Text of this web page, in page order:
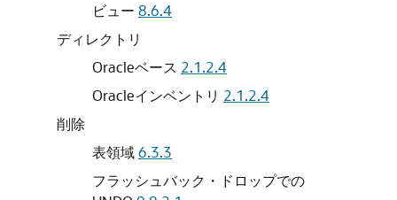
ビュー 8.6.4
ディレクトリ
Oracleベース 2.1.2.4
Oracleインベントリ 2.1.2.4
削除
表領域6.3.3
フラッシュバック・ドロップでの